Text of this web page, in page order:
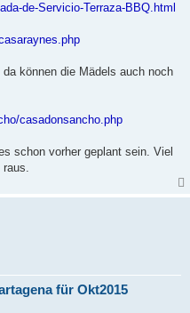
de-Servicio-Terraza-BBQ.html
können die Mädels auch noch
casadonsancho.php
schon vorher geplant sein. Viel
für Okt2015